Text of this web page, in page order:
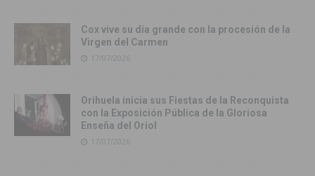
Cox vive su día grande con la procesión de la
Virgen del Carmen
17/07/2026
Orihuela inicia sus Fiestas de la Reconquista
con la Exposición Pública de la Gloriosa
Enseña del Oriol
17/07/2026